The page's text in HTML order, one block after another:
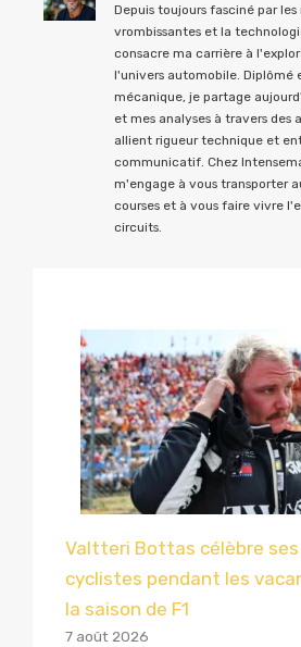
Depuis toujours fasciné par les
vrombissantes et la
consacre ma carrière à
l'univers automobile. Diplômé
mécanique, je partage
et mes analyses à travers des
allient rigueur technique et
communicatif. Chez
m'engage à vous transporter
courses et à vous faire vivre
circuits.
Valtteri Bottas célèbre ses
cyclistes pendant les
la saison de F1
7 août 2026